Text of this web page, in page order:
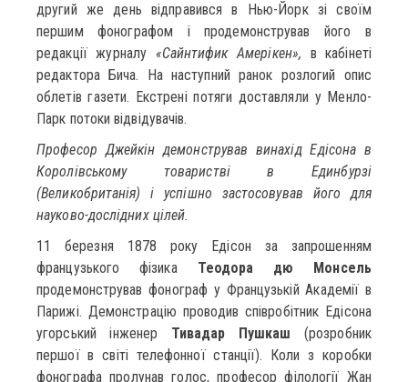
другий же день відправився в Нью-Йорк зі своїм
першим фонографом і продемонстрував його в
редакції журналу «Сайнтифик Амерікен», в кабінеті
редактора Бича. На наступний ранок розлогий опис
облетів газети. Екстрені потяги доставляли у Менло-
Парк потоки відвідувачів.
Професор Джейкін демонстрував винахід Едісона в
Королівському товаристві в Единбурзі
(Великобританія) і успішно застосовував його для
науково-дослідних цілей.
11 березня 1878 року Едісон за запрошенням
французького фізика Теодора дю Монсель
продемонстрував фонограф у Французькій Академії в
Парижі. Демонстрацію проводив співробітник Едісона
угорський інженер Тивадар Пушкаш (розробник
першої в світі телефонної станції). Коли з коробки
фонографа пролунав голос, професор філології Жан